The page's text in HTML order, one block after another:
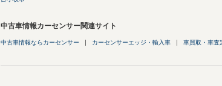
中古車情報カーセンサー関連サイト
中古車情報ならカーセンサー カーセンサーエッジ・輸入車 車買取・車査